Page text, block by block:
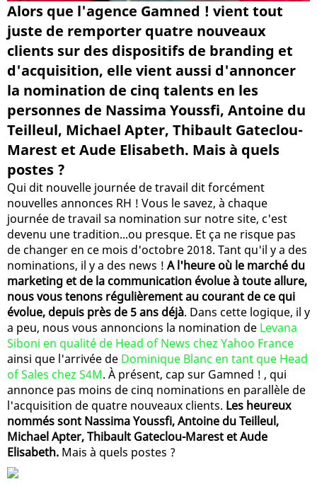
Alors que l'agence Gamned ! vient tout
juste de remporter quatre nouveaux
clients sur des dispositifs de branding et
d'acquisition, elle vient aussi d'annoncer
la nomination de cinq talents en les
personnes de Nassima Youssfi, Antoine du
Teilleul, Michael Apter, Thibault Gateclou-
Marest et Aude Elisabeth. Mais à quels
postes ?
Qui dit nouvelle journée de travail dit forcément
nouvelles annonces RH ! Vous le savez, à chaque
journée de travail sa nomination sur notre site, c'est
devenu une tradition...ou presque. Et ça ne risque pas
de changer en ce mois d'octobre 2018. Tant qu'il y a des
nominations, il y a des news ! A l'heure où le marché du
marketing et de la communication évolue à toute allure,
nous vous tenons régulièrement au courant de ce qui
évolue, depuis près de 5 ans déjà. Dans cette logique, il y
a peu, nous vous annoncions la nomination de Levana
Siboni en qualité de Head of News chez Yahoo France
ainsi que l'arrivée de Dominique Blanc en tant que Head
of Sales chez S4M. À présent, cap sur Gamned ! , qui
annonce pas moins de cinq nominations en parallèle de
l'acquisition de quatre nouveaux clients. Les heureux
nommés sont Nassima Youssfi, Antoine du Teilleul,
Michael Apter, Thibault Gateclou-Marest et Aude
Elisabeth. Mais à quels postes ?